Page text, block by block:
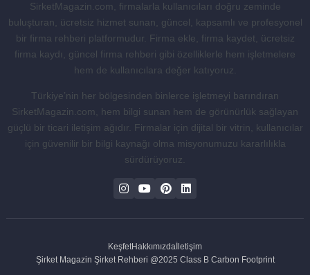
SirketMagazin.com, firmalarla kullanıcıları doğru zeminde
buluşturan, ücretsiz hizmet sunan, güncel, kapsamlı ve profesyonel
bir firma rehberi platformudur. Firma ekle, firma kaydet, ücretsiz
firma kaydı, güncel firma rehberi gibi özelliklerle hem işletmelere
hem de kullanıcılara değer katıyoruz.
Türkiye’nin her bölgesinden binlerce işletmeyi barındıran
SirketMagazin.com, hem bilgi sunan hem de görünürlük sağlayan
güçlü bir ticari iletişim ağıdır. Firmalar için dijital bir vitrin, kullanıcılar
için güvenilir bir bilgi kaynağı olma misyonumuzu kararlılıkla
sürdürüyoruz.
KeşfetHakkımızdaİletişim
Şirket Magazin Şirket Rehberi @2025 Class B Carbon Footprint